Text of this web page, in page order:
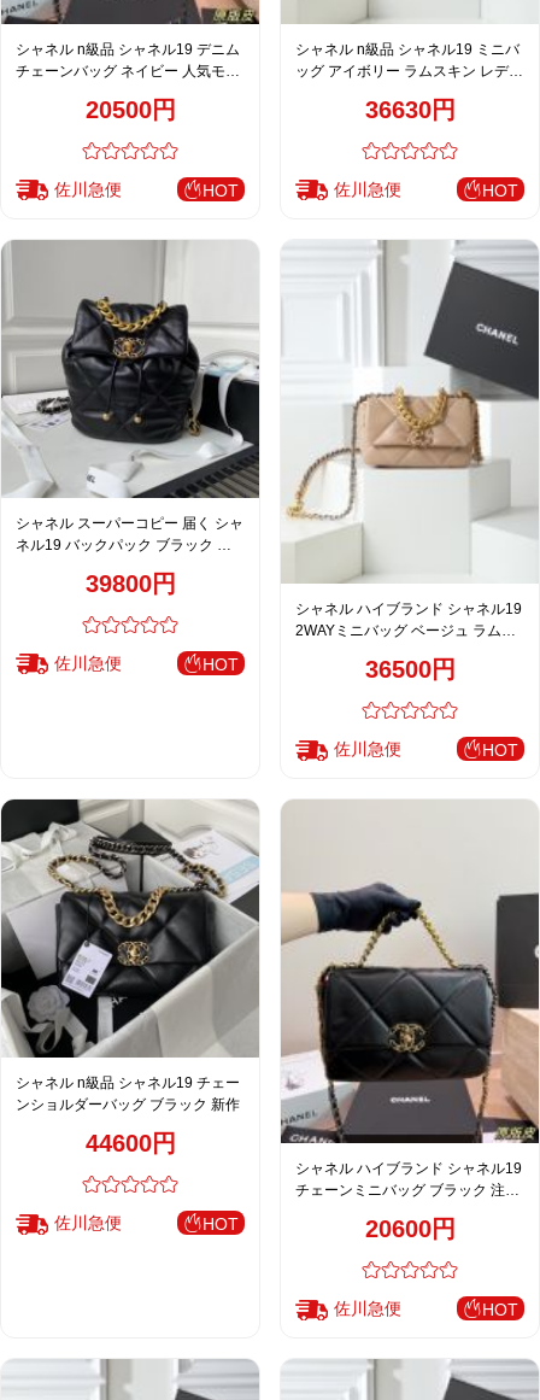
シャネル n級品 シャネル19 デニム
チェーンバッグ ネイビー 人気モデ
20500円
佐川急便 HOT
シャネル n級品 シャネル19 ミニバ
ッグ アイボリー ラムスキン レディ
36630円
佐川急便 HOT
シャネル スーパーコピー 届く シャ
ネル19 バックパック ブラック 定
39800円
佐川急便 HOT
シャネル ハイブランド シャネル19
2WAYミニバッグ ベージュ ラムス
36500円
佐川急便 HOT
シャネル n級品 シャネル19 チェー
ンショルダーバッグ ブラック 新作
44600円
佐川急便 HOT
シャネル ハイブランド シャネル19
チェーンミニバッグ ブラック 注目
20600円
佐川急便 HOT